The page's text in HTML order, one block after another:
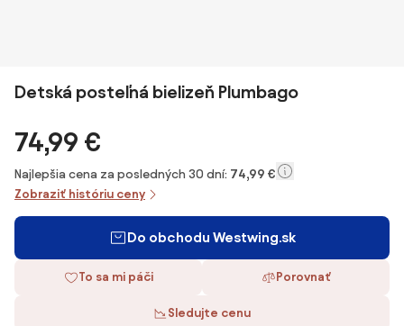
Detská posteľná bielizeň Plumbago
74,99 €
Najlepšia cena za posledných 30 dní: 74,99 €
Zobraziť históriu ceny
Do obchodu Westwing.sk
To sa mi páči Porovnať
Sledujte cenu